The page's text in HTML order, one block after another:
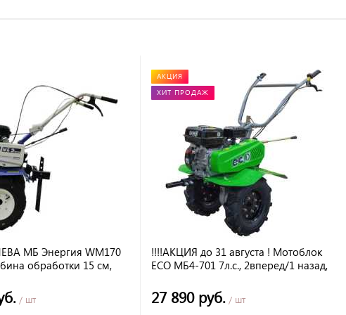
МБ Энергия WM170
обработки 15 см,
/ шт
АКЦИЯ
ХИТ ПРОДАЖ
!!!!АКЦИЯ до 31 августа ! Мотоблок
ECO МБ4-701 7л.с., 2вперед/1 назад,
(24 ножа)
27 890 руб. / шт